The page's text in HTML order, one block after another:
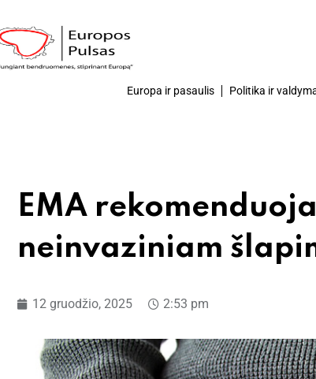
Europa ir pasaulis Politika ir
EMA
neinvaziniam
12 gruodžio, 2025 2:53 pm